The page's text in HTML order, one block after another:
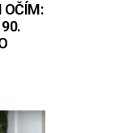
OČÍM: